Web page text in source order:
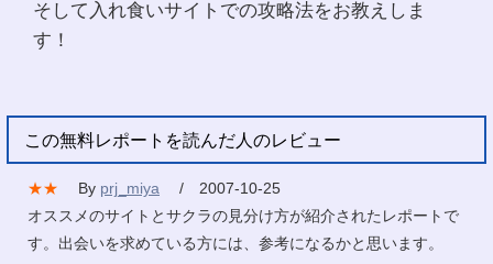
そして入れ食いサイトでの攻略法をお教えしま
す！
この無料レポートを読んだ人のレビュー
★★ By prj_miya
/ 2007-10-25
オススメのサイトとサクラの見分け方が紹介されたレポートで
す。出会いを求めている方には、参考になるかと思います。